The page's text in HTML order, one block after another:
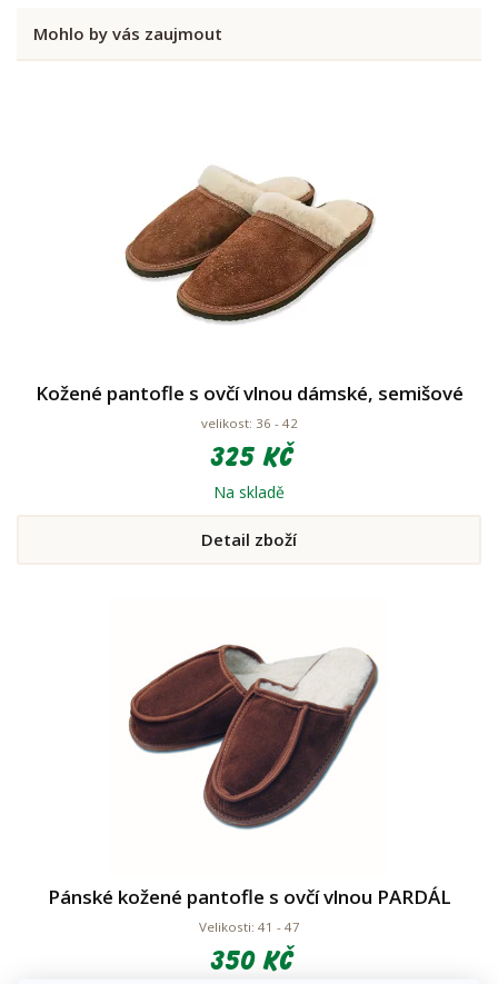
Mohlo by vás zaujmout
Kožené pantofle s ovčí vlnou dámské, semišové
velikost: 36 - 42
325 Kč
Na skladě
Detail zboží
Pánské kožené pantofle s ovčí vlnou PARDÁL
Velikosti: 41 - 47
350 Kč